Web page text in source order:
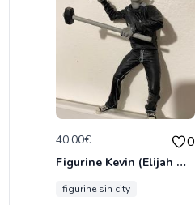
40.00€ 0
Figurine Kevin (Elijah Wood dans "SIN CITY")
figurine sin city